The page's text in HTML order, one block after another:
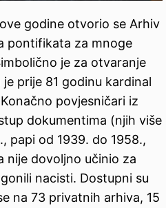
godine otvorio se Arhiv
pontifikata za mnoge
je za otvaranje
prije 81 godinu kardinal
povjesničari iz
dokumentima (njih više
papi od 1939. do 1958.,
nije dovoljno učinio za
nacisti. Dostupni su
na 73 privatnih arhiva, 15